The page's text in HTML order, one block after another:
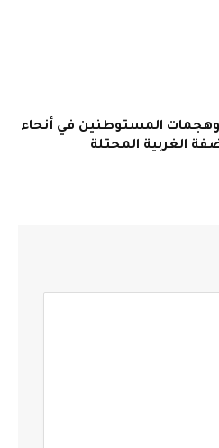
وهجمات المستوطنين في أنحاء
الغربية المحتلة